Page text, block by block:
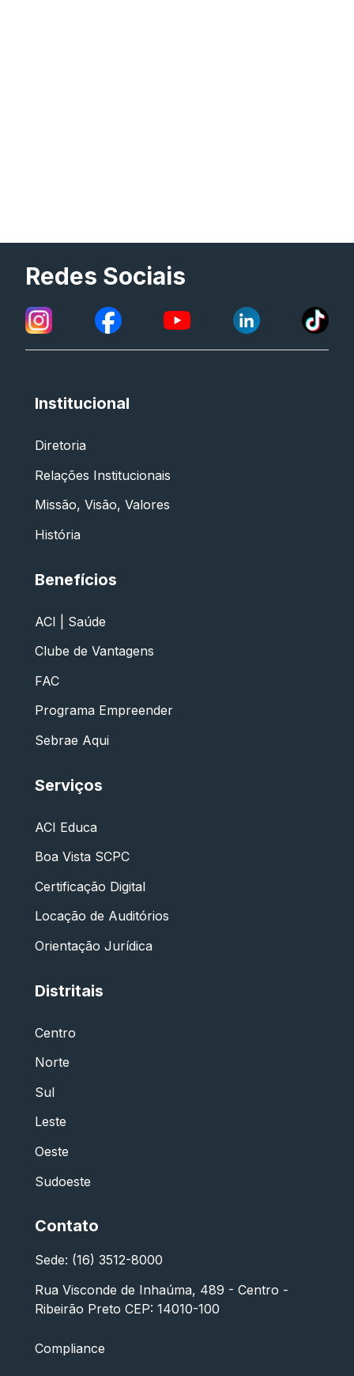
Redes Sociais
Institucional
Diretoria
Relações Institucionais
Missão, Visão, Valores
História
Benefícios
ACI | Saúde
Clube de Vantagens
FAC
Programa Empreender
Sebrae Aqui
Serviços
ACI Educa
Boa Vista SCPC
Certificação Digital
Locação de Auditórios
Orientação Jurídica
Distritais
Centro
Norte
Sul
Leste
Oeste
Sudoeste
Contato
Sede: (16) 3512-8000
Rua Visconde de Inhaúma, 489 - Centro -
Ribeirão Preto CEP: 14010-100
Compliance